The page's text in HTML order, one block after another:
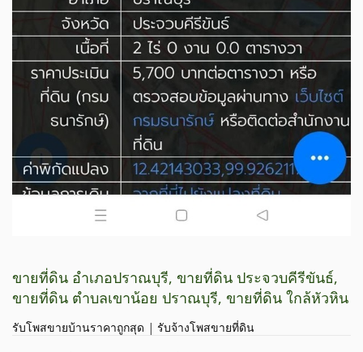
ขายที่ดิน อำเภอปราณบุรี, ขายที่ดิน ประจวบคีรีขันธ์,
ขายที่ดิน ตำบลเขาน้อย ปราณบุรี, ขายที่ดิน ใกล้หัวหิน
รับโพสขายบ้านราคาถูกสุด | รับจ้างโพสขายที่ดิน